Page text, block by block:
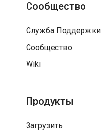
Сообщество
Служба Поддержки
Сообщество
Wiki
Продукты
Загрузить